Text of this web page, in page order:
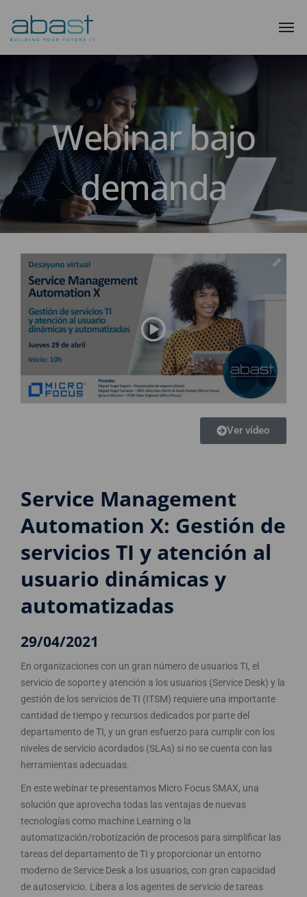
Webinar bajo
demanda
Ver vídeo
Service Management
Automation X: Gestión de
servicios TI y atención al
usuario dinámicas y
automatizadas
29/04/2021
En organizaciones con un gran número de usuarios TI, el
servicio de soporte y atención a los usuarios (Service Desk) y la
gestión de los servicios de TI (ITSM) requiere una importante
cantidad de tiempo y recursos dedicados por parte del
departamento de TI, y un gran esfuerzo para cumplir con los
niveles de servicio acordados (SLAs) si no se cuenta con las
herramientas adecuadas.
En este webinar te presentamos Micro Focus SMAX, una
solución que aprovecha todas las ventajas de nuevas
tecnologías como machine Learning o la
automatización/robotización de procesos para simplificar las
tareas del departamento de TI y proporcionar un entorno
moderno de Service Desk a los usuarios, con gran capacidad
de autoservicio. Libera a los agentes de servicio de tareas